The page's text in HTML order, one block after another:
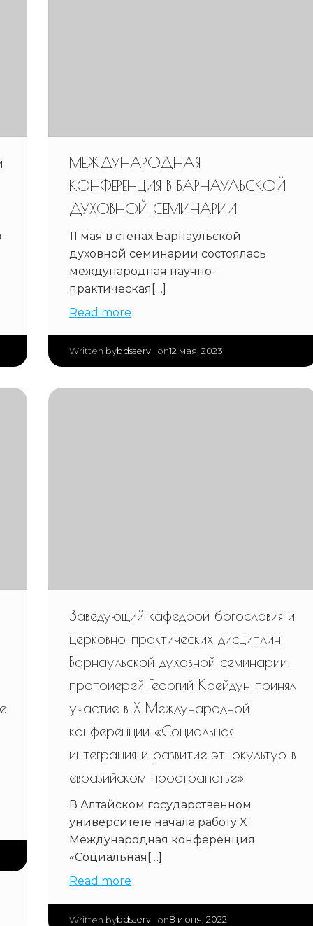
МЕЖДУНАРОДНАЯ
КОНФЕРЕНЦИЯ В БАРНАУЛЬСКОЙ
ДУХОВНОЙ СЕМИНАРИИ
11 мая в стенах Барнаульской
духовной семинарии состоялась
международная научно-
практическая[…]
Read more
Written bybdsserv on12 мая, 2023
Заведующий кафедрой богословия и
церковно-практических дисциплин
Барнаульской духовной семинарии
протоиерей Георгий Крейдун принял
участие в X Международной
конференции «Социальная
интеграция и развитие этнокультур в
евразийском пространстве»
В Алтайском государственном
университете начала работу X
Международная конференция
«Социальная[…]
Read more
Written bybdsserv on8 июня, 2022